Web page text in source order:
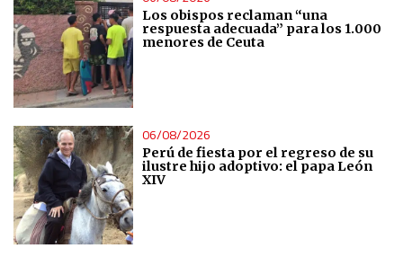
Los obispos reclaman “una
respuesta adecuada” para los 1.000
menores de Ceuta
06/08/2026
Perú de fiesta por el regreso de su
ilustre hijo adoptivo: el papa León
XIV